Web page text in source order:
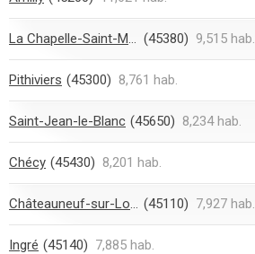
La Chapelle-Saint-Mesmin (45380) 9,515 hab.
Pithiviers (45300) 8,761 hab.
Saint-Jean-le-Blanc (45650) 8,234 hab.
Chécy (45430) 8,201 hab.
Châteauneuf-sur-Loire (45110) 7,927 hab.
Ingré (45140) 7,885 hab.